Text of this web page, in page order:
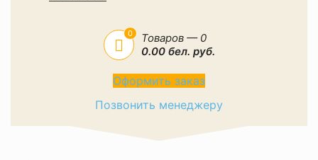
0
Товаров — 0
0.00 бел. руб.
Оформить заказ
Позвонить менеджеру